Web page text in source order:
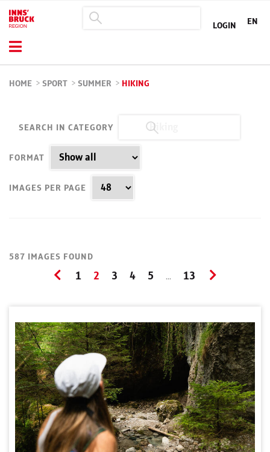
LOGIN EN
HOME > SPORT > SUMMER > HIKING
SEARCH IN CATEGORY
FORMAT
IMAGES PER PAGE
587 IMAGES FOUND
1 2 3 4 5 ... 13